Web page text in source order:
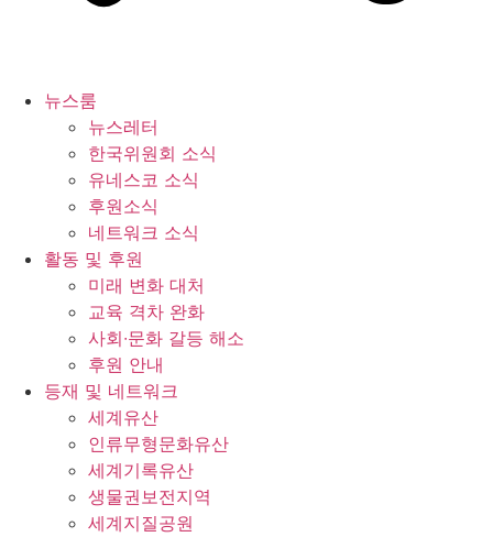
뉴스룸
뉴스레터
한국위원회 소식
유네스코 소식
후원소식
네트워크 소식
활동 및 후원
미래 변화 대처
교육 격차 완화
사회∙문화 갈등 해소
후원 안내
등재 및 네트워크
세계유산
인류무형문화유산
세계기록유산
생물권보전지역
세계지질공원